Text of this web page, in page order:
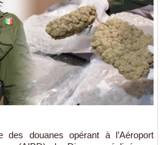
des douanes opérant à l’Aéroport